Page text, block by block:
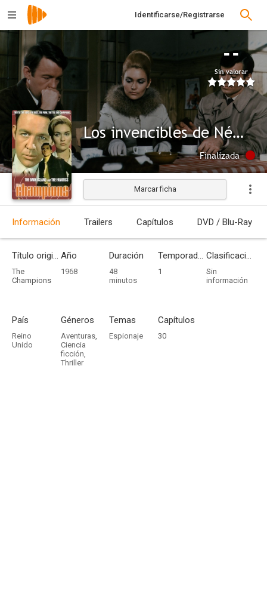
Identificarse/Registrarse
--
Sin valorar
Los invencibles de Némesis
Finalizada
Marcar ficha
Información Trailers Capítulos DVD / Blu-Ray
Título original
The
Champions
Año
1968
Duración
48
minutos
Temporadas
1
Clasificación por edades
Sin
información
País
Reino
Unido
Géneros
Aventuras,
Ciencia
ficción,
Thriller
Temas
Espionaje
Capítulos
30